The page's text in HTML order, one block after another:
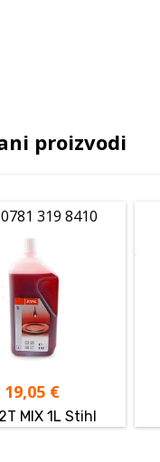
proizvodi
319 8410
19,05 €
MIX 1L Stihl